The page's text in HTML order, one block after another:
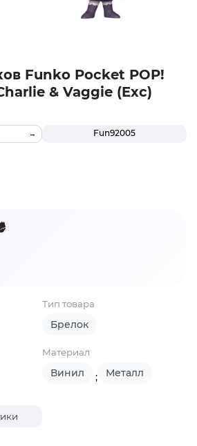
Funko Pocket POP!
& Vaggie (Exc)
Fun92005
Тип товара
Брелок
Материал
Винил ; Металл